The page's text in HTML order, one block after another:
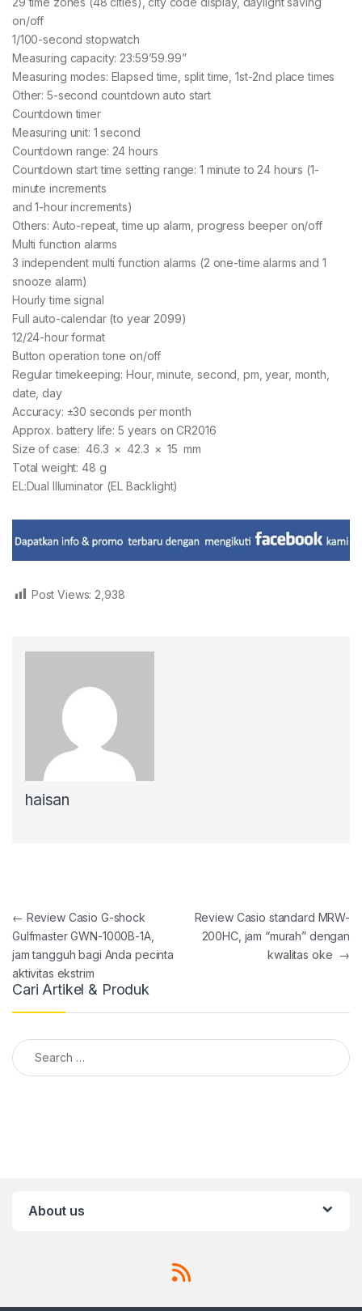
on/off
1/100-second stopwatch
Measuring capacity: 23:59’59.99”
Measuring modes: Elapsed time, split time, 1st-2nd place times
Other: 5-second countdown auto start
Countdown timer
Measuring unit: 1 second
Countdown range: 24 hours
Countdown start time setting range: 1 minute to 24 hours (1-
minute increments
and 1-hour increments)
Others: Auto-repeat, time up alarm, progress beeper on/off
Multi function alarms
3 independent multi function alarms (2 one-time alarms and 1
snooze alarm)
Hourly time signal
Full auto-calendar (to year 2099)
12/24-hour format
Button operation tone on/off
Regular timekeeping: Hour, minute, second, pm, year, month,
date, day
Accuracy: ±30 seconds per month
Approx. battery life: 5 years on CR2016
Size of case: 46.3 × 42.3 × 15 mm
Total weight: 48 g
EL:Dual Illuminator (EL Backlight)
Post Views: 2,938
haisan
Post navigation
← Review Casio G-shock
Gulfmaster GWN-1000B-1A,
jam tangguh bagi Anda pecinta
aktivitas ekstrim
Review Casio standard MRW-
200HC, jam “murah” dengan
kwalitas oke →
Cari Artikel & Produk
Search for:
About us